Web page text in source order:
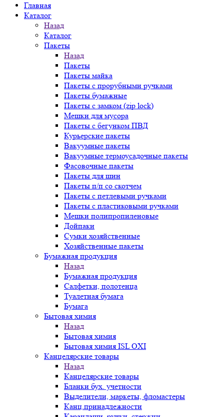
Главная
Каталог
Назад
Каталог
Пакеты
Назад
Пакеты
Пакеты майка
Пакеты с прорубными ручками
Пакеты бумажные
Пакеты с замком (zip lock)
Мешки для мусора
Пакеты с бегунком ПВД
Курьерские пакеты
Вакуумные пакеты
Вакуумные термоусадочные пакеты
Фасовочные пакеты
Пакеты для шин
Пакеты п/п со скотчем
Пакеты с петлевыми ручками
Пакеты с пластиковыми ручками
Мешки полипропиленовые
Дойпаки
Сумки хозяйственные
Хозяйственные пакеты
Бумажная продукция
Назад
Бумажная продукция
Салфетки, полотенца
Туалетная бумага
Бумага
Бытовая химия
Назад
Бытовая химия
Бытовая химия ISL OXI
Канцелярские товары
Назад
Канцелярские товары
Бланки бух. учетности
Выделители, маркеты, фломастеры
Канц.принадлежности